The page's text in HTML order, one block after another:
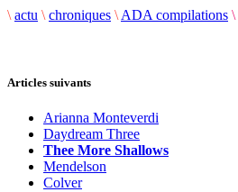
\ actu \ chroniques \ ADA compilations \
Articles suivants
Arianna Monteverdi
Daydream Three
Thee More Shallows
Mendelson
Colver